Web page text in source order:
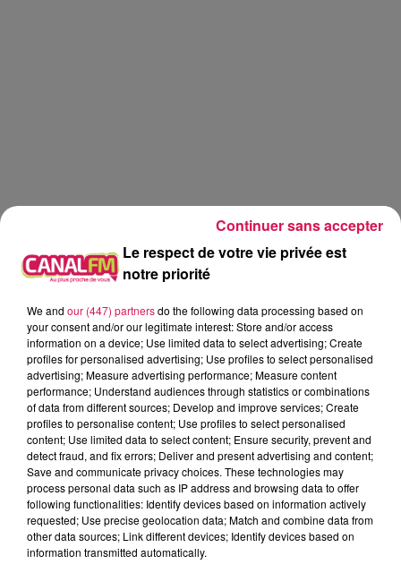
Canal fm
Geoffrey Deloux
La Ligne des Auditeurs
0:00 2 min 36 sec
18 septembre 2025 - 2 min 36 sec
18.09.2025 - LES SÉRIES DU MOMENT, AVEC
AURÉLIE
Le respect de votre vie privée est
notre priorité
We and our (447) partnersdo the following data processing based on
your consent and/or our legitimate interest: Store and/or access
information on a device; Use limited data to select advertising; Create
profiles for personalised advertising; Use profiles to select personalised
advertising; Measure advertising performance; Measure content
performance; Understand audiences through statistics or combinations
of data from different sources; Develop and improve services; Create
profiles to personalise content; Use profiles to select personalised
content; Use limited data to select content; Ensure security, prevent and
detect fraud, and fix errors; Deliver and present advertising and content;
Save and communicate privacy choices. These technologies may
process personal data such as IP address and browsing data to offer
following functionalities: Identify devices based on information actively
requested; Use precise geolocation data; Match and combine data from
other data sources; Link different devices; Identify devices based on
information transmitted automatically.
Continuer sans accepter